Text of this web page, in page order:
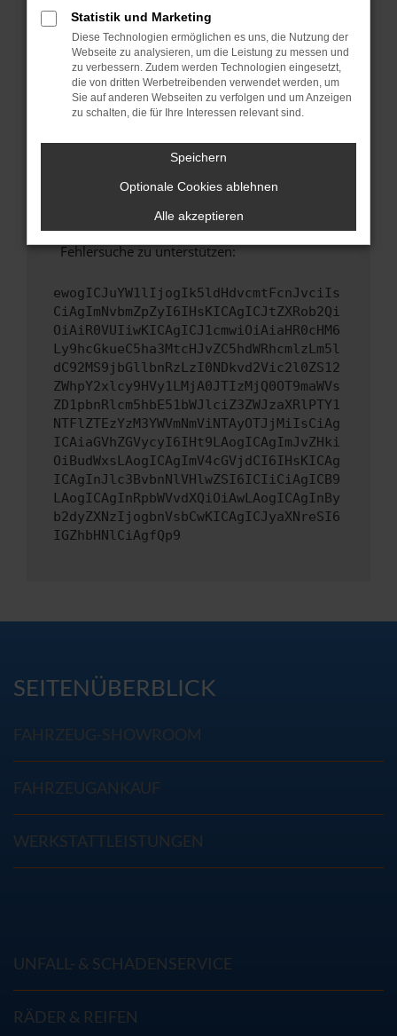
Stelle sicher, dass dein Browser und dein
Betriebssystem auf dem neuesten Stand
sind.
Veraltete Software birgt nicht nur ein
Sicherheitsrisiko, sondern kann auch dazu
führen, dass bestimmte Funktionen nicht mehr
Wende dich an den Webseitenbetreiber.
hast, kontaktiere uns bitte. Wir werden
versuchen, das Problem zu beheben. Du kannst
uns diesen Text schicken, um uns bei der
Fehlersuche zu unterstützen:
ewogICJuYW1lIjogIk5ldHdvcmtFcnJvciIs
CiAgImNvbmZpZyI6IHsKICAgICJtZXRob2Qi
OiAiR0VUIiwKICAgICJ1cmwiOiAiaHR0cHM6
Ly9hcGkueC5ha3MtcHJvZC5hdWRhcmlzLm5l
dC92MS9jbGllbnRzLzI0NDkvd2Vic2l0ZS12
ZWhpY2xlcy9HVy1LMjA0JTIzMjQ0OT9maWVs
ZD1pbnRlcm5hbE51bWJlciZ3ZWJzaXRlPTY1
NTFlZTEzYzM3YWVmNmViNTAyOTJjMiIsCiAg
ICAiaGVhZGVycyI6IHt9LAogICAgImJvZHki
OiBudWxsLAogICAgImV4cGVjdCI6IHsKICAg
ICAgInJlc3BvbnNlVHlwZSI6ICIiCiAgICB9
LAogICAgInRpbWVvdXQiOiAwLAogICAgInBy
b2dyZXNzIjogbnVsbCwKICAgICJyaXNreSI6
IGZhbHNlCiAgfQp9
SEITENÜBERBLICK
FAHRZEUG-SHOWROOM
FAHRZEUGANKAUF
WERKSTATTLEISTUNGEN
UNFALL- & SCHADENSERVICE
RÄDER & REIFEN
Statistik und Marketing
Diese Technologien ermöglichen es uns, die Nutzung der
Webseite zu analysieren, um die Leistung zu messen und
zu verbessern. Zudem werden Technologien eingesetzt,
die von dritten Werbetreibenden verwendet werden, um
Sie auf anderen Webseiten zu verfolgen und um Anzeigen
zu schalten, die für Ihre Interessen relevant sind.
Speichern
Optionale Cookies ablehnen
Alle akzeptieren